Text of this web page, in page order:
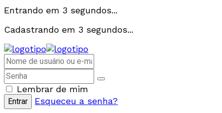
Entrando em 3 segundos...
Cadastrando em 3 segundos...
Lembrar de mim
Esqueceu a senha?